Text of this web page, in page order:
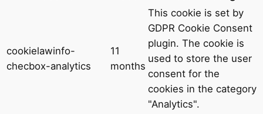
cookielawinfo-
checbox-analytics
11
months
This cookie is set by
GDPR Cookie Consent
plugin. The cookie is
used to store the user
consent for the
cookies in the category
"Analytics".